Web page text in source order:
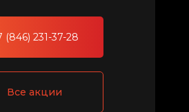
Все акции
(846) 231-37-28